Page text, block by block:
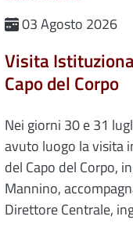
03 Agosto 2026
Visita
Capo del Corpo
Nei giorni 30 e 31
avuto luogo la visita
del Capo del Corpo,
Mannino,
Direttore Centrale,